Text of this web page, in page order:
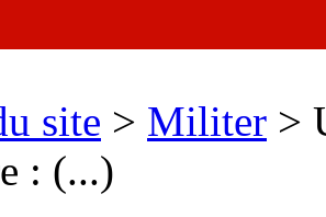
site > Militer >
: (...)